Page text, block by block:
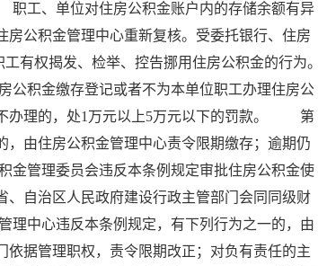
工、单位对住房公积金账户内的存储余额有异
公积金管理中心重新复核。受委托银行、住房
权揭发、检举、控告挪用住房公积金的行为
金缴存登记或者不为本单位职工办理住房公
不办理的，处1万元以上5万元以下的罚款。 第
由住房公积金管理中心责令限期缴存；逾期仍
管理委员会违反本条例规定审批住房公积金使
自治区人民政府建设行政主管部门会同同级财
中心违反本条例规定，有下列行为之一的，由
据管理职权，责令限期改正；对负有责任的主